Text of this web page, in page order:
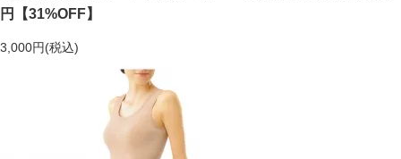
円【31%OFF】
3,000円(税込)